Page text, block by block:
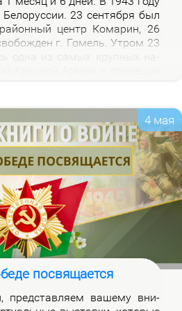
23 сен­тяб­ря был
центр Ко­ма­рин, 26
г. Го­мель. Утром 23
Бе­ло­рус­сии.
4 мая
посвящается
пред­став­ля­ем ва­ше­му вни­